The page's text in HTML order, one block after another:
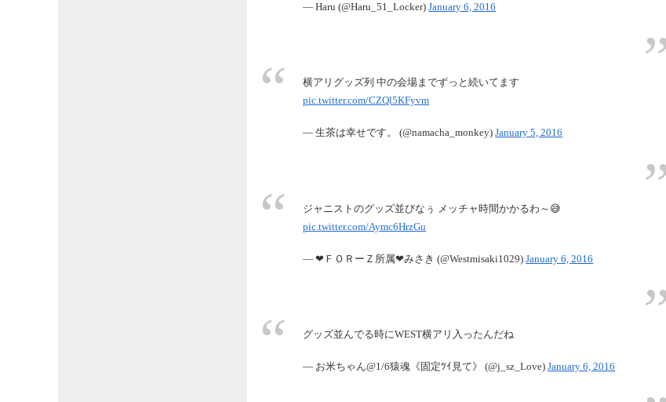
— Haru (@Haru_51_Locker)January 6, 2016
横アリグッズ列 中の会場までずっと続いてます
pic.twitter.com/CZQl5KFyvm
— 生茶は幸せです。 (@namacha_monkey)January 5, 2016
ジャニストのグッズ並びなぅ メッチャ時間かかるわ～😅
pic.twitter.com/Aymc6HrzGu
— ❤ＦＯＲーＺ所属❤みさき (@Westmisaki1029)January 6, 2016
グッズ並んでる時にWEST横アリ入ったんだね
— お米ちゃん@1/6猿魂《固定ﾂｲ見て》 (@j_sz_Love)January 6, 2016